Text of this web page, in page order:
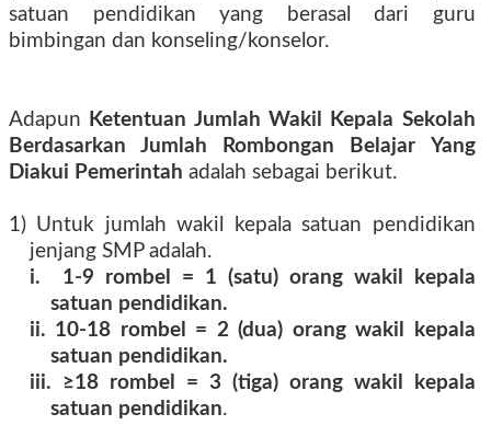
satuan pendidikan yang berasal dari guru
bimbingan dan konseling/konselor.
Adapun
Ketentuan Jumlah Wakil Kepala Sekolah
Berdasarkan Jumlah Rombongan Belajar Yang
Diakui Pemerintah adalah sebagai berikut.
1) Untuk jumlah wakil kepala satuan pendidikan
jenjang SMP adalah.
i. 1-9 rombel = 1 (satu) orang wakil kepala
satuan pendidikan.
ii. 10-18 rombel = 2 (dua) orang wakil kepala
satuan pendidikan.
iii. ≥18 rombel = 3 (tiga) orang wakil kepala
satuan pendidikan.